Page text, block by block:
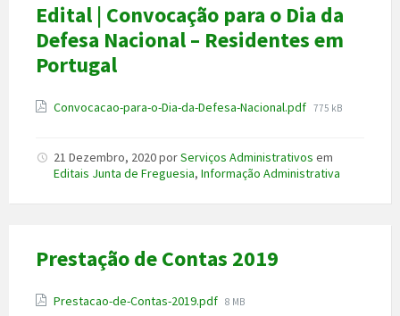
Edital | Convocação para o Dia da
Defesa Nacional – Residentes em
Portugal
Anexo
Convocacao-para-o-Dia-da-Defesa-Nacional.pdf File
775 kB
21 Dezembro, 2020porServiços Administrativos em
Editais Junta de Freguesia, Informação Administrativa
Prestação de Contas 2019
Anexo
Prestacao-de-Contas-2019.pdf File
8 MB